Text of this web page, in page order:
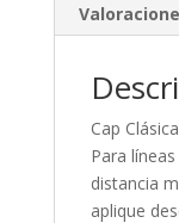
Cap
Para
distancia
aplique